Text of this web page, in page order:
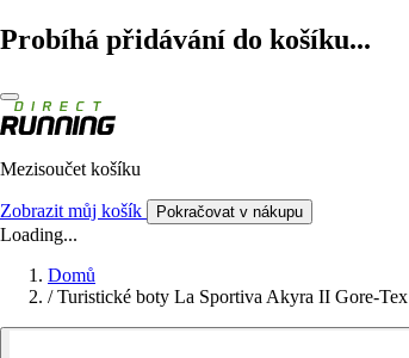
Probíhá přidávání do košíku...
Mezisoučet košíku
Zobrazit můj košík Pokračovat v nákupu
Loading...
Domů
/ Turistické boty La Sportiva Akyra II Gore-Tex